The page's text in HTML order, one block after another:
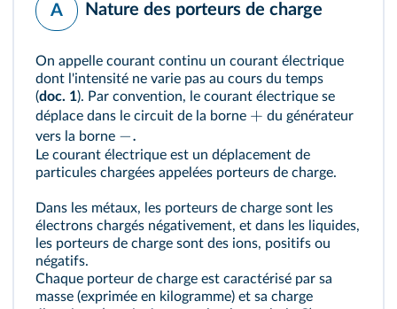
A Nature des porteurs de charge
On appelle courant continu un courant électrique
dont l'intensité ne varie pas au cours du temps
(doc. 1). Par convention, le courant électrique se
déplace dans le circuit de la borne + du générateur
vers la borne −.
Le courant électrique est un déplacement de
particules chargées appelées porteurs de charge.
Dans les métaux, les porteurs de charge sont les
électrons chargés négativement, et dans les liquides,
les porteurs de charge sont des ions, positifs ou
négatifs.
Chaque porteur de charge est caractérisé par sa
masse (exprimée en kilogramme) et sa charge